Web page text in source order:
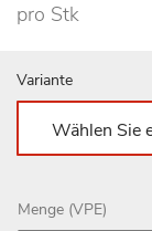
pro Stk
Variante
Menge (VPE)